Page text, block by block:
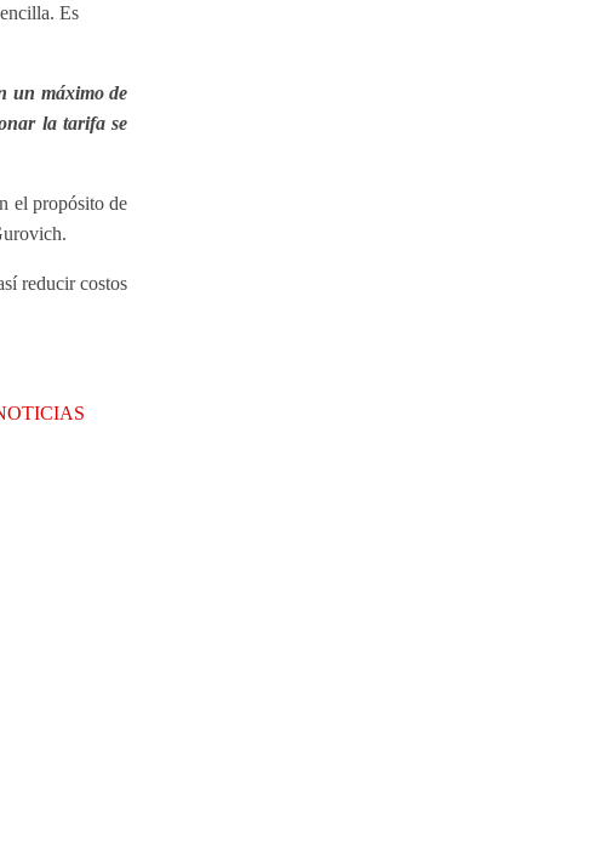
Es
un máximo de
la tarifa se
el propósito de
reducir costos